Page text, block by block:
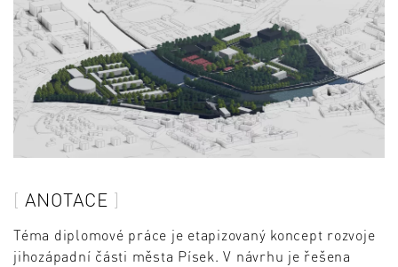
ANOTACE
Téma diplomové práce je etapizovaný koncept rozvoje
jihozápadní části města Písek. V návrhu je řešena